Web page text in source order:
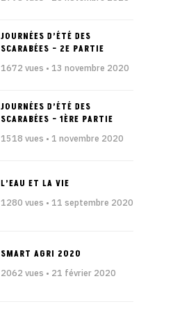
JOURNÉES D’ÉTÉ DES
SCARABÉES – 2E PARTIE
1672 vues • 13 novembre 2020
JOURNÉES D’ÉTÉ DES
SCARABÉES – 1ÈRE PARTIE
1518 vues • 1 novembre 2020
L’EAU ET LA VIE
1280 vues • 11 septembre 2020
SMART AGRI 2020
2062 vues • 21 février 2020